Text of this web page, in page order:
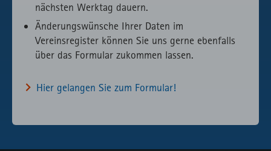
nächsten Werktag dauern.
Änderungswünsche Ihrer Daten im
Vereinsregister können Sie uns gerne ebenfalls
über das Formular zukommen lassen.
Hier gelangen Sie zum Formular!